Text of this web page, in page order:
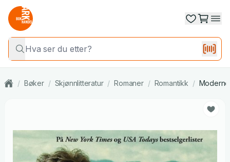
/ Bøker / Skjønnlitteratur / Romaner / Romantikk /